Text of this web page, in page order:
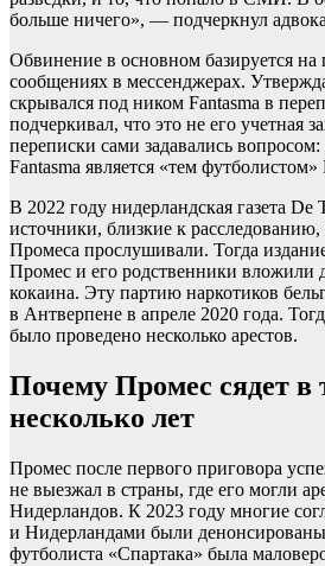
больше ничего», — подчеркнул
Обвинение в основном базируется на
сообщениях в мессенджерах.
скрывался под ником Fantasma в
подчеркивал, что это не его учетная
переписки сами задавались
Fantasma является «тем
В 2022 году нидерландская газета De
источники, близкие к
Промеса прослушивали. Тогда
Промес и его родственники вложили
кокаина. Эту партию наркотиков
в Антверпене в апреле 2020 года.
было проведено несколько арестов.
Почему Промес сядет в
несколько лет
Промес после первого приговора
не выезжал в страны, где его могли
Нидерландов. К 2023 году многие
и Нидерландами были
футболиста «Спартака» была